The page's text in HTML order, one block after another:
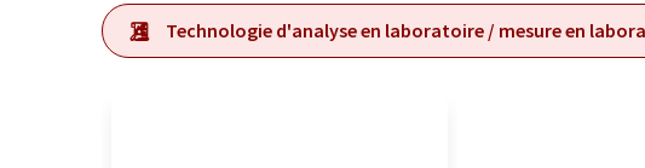
Technologie d'analyse en laboratoire / mesure en